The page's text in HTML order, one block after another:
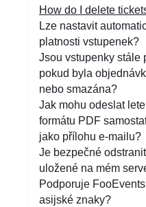
How do I delete
Lze nastavit
platnosti vstupenek?
Jsou vstupenky stále
pokud byla
nebo smazána?
Jak mohu odeslat
formátu PDF
jako přílohu e-mailu?
Je bezpečné
uložené na mém
Podporuje
asijské znaky?